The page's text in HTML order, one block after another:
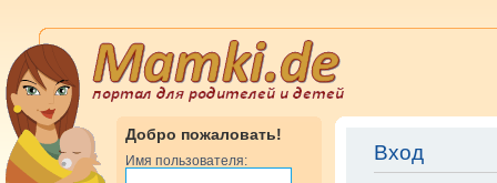
Добро пожаловать!
Имя пользователя: Вход